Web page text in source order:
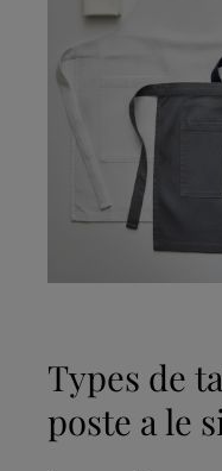
Types de
poste a le